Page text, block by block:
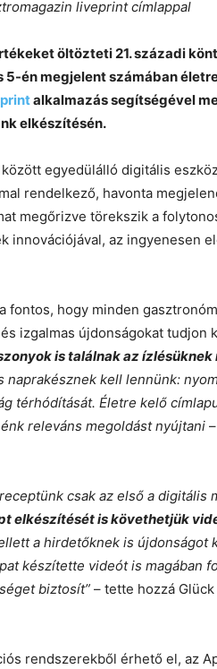
liveprint címlappal
öltözteti 21. századi
5-én megjelent számában
alkalmazás segítségével
elkészítésén.
egyedülálló digitális
rendelkező, havonta
megőrizve törekszik a
innovációjával, az ingyenesen
fontos, hogy minden
izgalmas újdonságokat tudjon
is találnak az
naprakésznek kell lennünk:
térhódítását. Életre kelő
releváns megoldást nyújtani
csak az első a digitális
elkészítését is követhetjük
a hirdetőknek is újdonságot
készítette videót is magában
biztosít” – tette hozzá
rendszerekből érhető el, az